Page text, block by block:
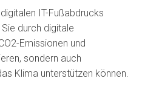
IT-Fußabdrucks
durch digitale
Emissionen und
sondern auch
Klima unterstützen können.